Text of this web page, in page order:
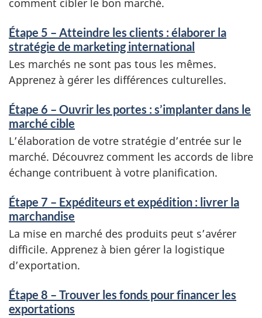
comment cibler le bon marché.
Étape 5 – Atteindre les clients : élaborer la
stratégie de marketing international
Les marchés ne sont pas tous les mêmes.
Apprenez à gérer les différences culturelles.
Étape 6 – Ouvrir les portes : s’implanter dans le
marché cible
L’élaboration de votre stratégie d’entrée sur le
marché. Découvrez comment les accords de libre
échange contribuent à votre planification.
Étape 7 – Expéditeurs et expédition : livrer la
marchandise
La mise en marché des produits peut s’avérer
difficile. Apprenez à bien gérer la logistique
d’exportation.
Étape 8 – Trouver les fonds pour financer les
exportations